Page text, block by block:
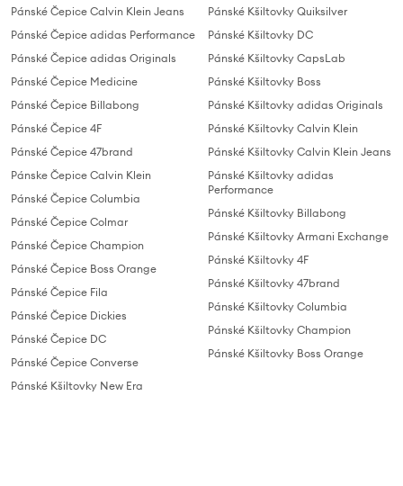
Pánské Čepice Calvin Klein Jeans
Pánské Čepice adidas Performance
Pánské Čepice adidas Originals
Pánské Čepice Medicine
Pánské Čepice Billabong
Pánské Čepice 4F
Pánské Čepice 47brand
Pánske Čepice Calvin Klein
Pánské Čepice Columbia
Pánské Čepice Colmar
Pánské Čepice Champion
Pánské Čepice Boss Orange
Pánské Čepice Fila
Pánské Čepice Dickies
Pánské Čepice DC
Pánské Čepice Converse
Pánské Kšiltovky New Era
Pánské Kšiltovky Quiksilver
Pánské Kšiltovky DC
Pánské Kšiltovky CapsLab
Pánské Kšiltovky Boss
Pánské Kšiltovky adidas Originals
Pánské Kšiltovky Calvin Klein
Pánské Kšiltovky Calvin Klein Jeans
Pánské Kšiltovky adidas
Performance
Pánské Kšiltovky Billabong
Pánské Kšiltovky Armani Exchange
Pánské Kšiltovky 4F
Pánské Kšiltovky 47brand
Pánské Kšiltovky Columbia
Pánské Kšiltovky Champion
Pánské Kšiltovky Boss Orange